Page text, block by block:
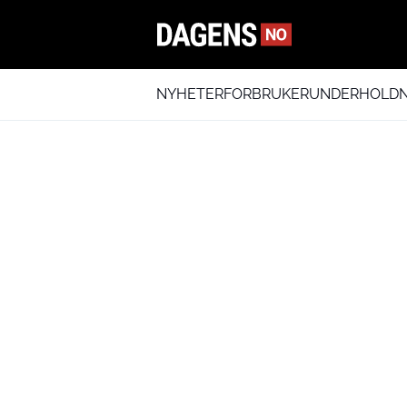
NYHETERFORBRUKER